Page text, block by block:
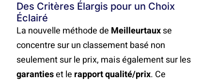
Des Critères Élargis pour un Choix
Éclairé
La nouvelle méthode de Meilleurtauxse
concentre sur un classement basé non
seulement sur le prix, mais également sur les
garantieset le rapport qualité/prix. Ce